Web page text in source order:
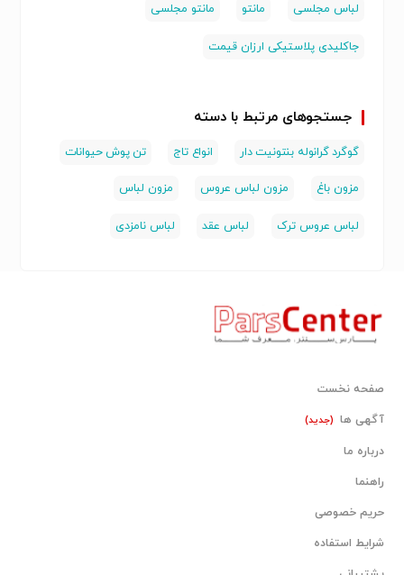
لباس مجلسی مانتو مانتو مجلسی
جاکلیدی پلاستیکی ارزان قیمت
جستجوهای مرتبط با دسته
گوگرد گرانوله بنتونیت دار انواع تاج تن پوش حیوانات
مزون باغ مزون لباس عروس مزون لباس
لباس عروس ترک لباس عقد لباس نامزدی
صفحه نخست
آگهی ها (جدید)
درباره ما
راهنما
حریم خصوصی
شرایط استفاده